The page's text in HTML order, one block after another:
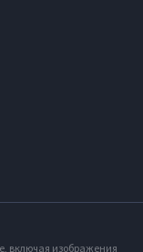
включая изображения